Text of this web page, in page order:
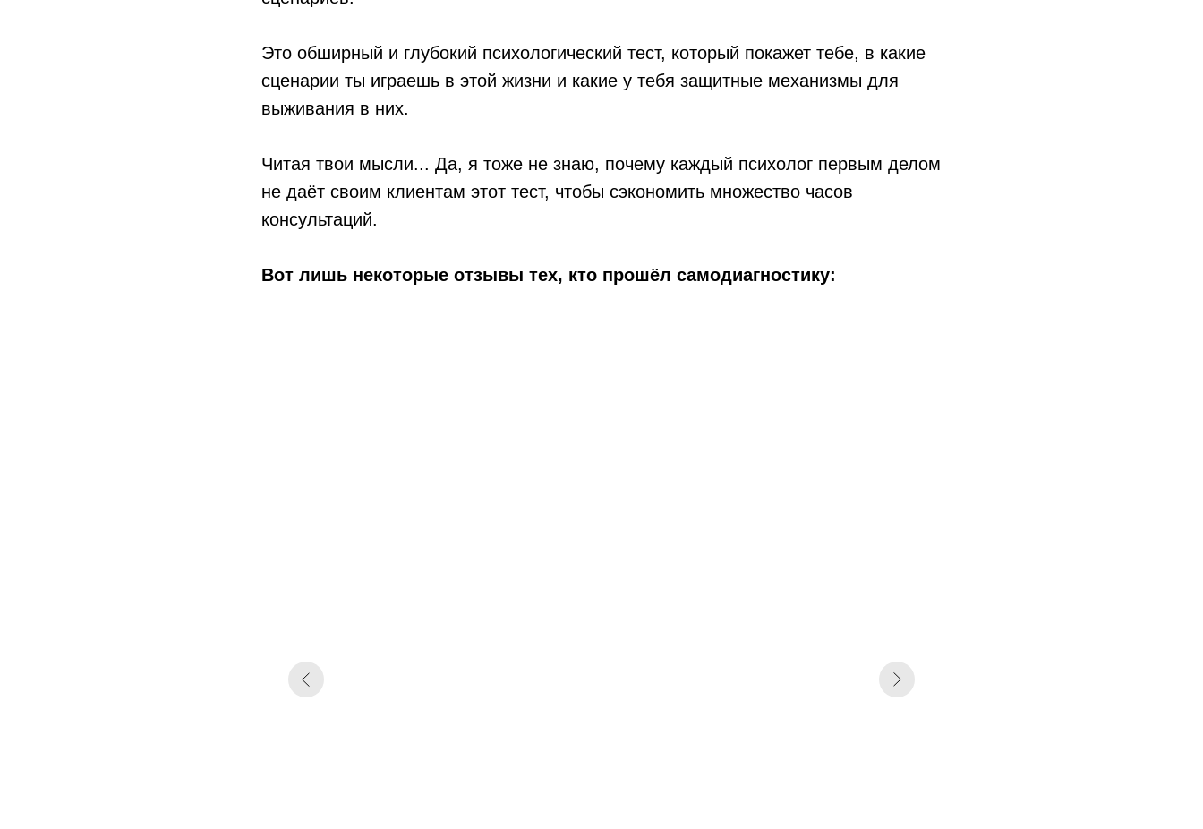
Это обширный и глубокий психологический тест, который покажет тебе, в какие
сценарии ты играешь в этой жизни и какие у тебя защитные механизмы для
выживания в них.
Читая твои мысли... Да, я тоже не знаю, почему каждый психолог первым делом
не даёт своим клиентам этот тест, чтобы сэкономить множество часов
консультаций.
Вот лишь некоторые отзывы тех, кто прошёл самодиагностику: